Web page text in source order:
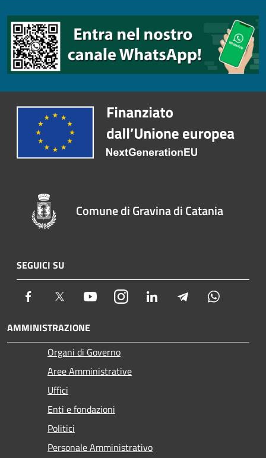
Comune di Gravina di Catania
SEGUICI SU
Facebook Twitter YoutubeInstagram LinkedIn Telegram
AMMINISTRAZIONE
Organi di Governo
Aree Amministrative
Uffici
Enti e fondazioni
Politici
Personale Amministrativo